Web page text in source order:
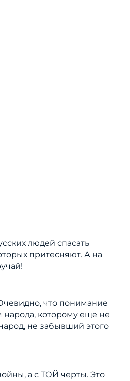
людей спасать
притесняют. А на
что понимание
народа, которому еще не
не забывший этого
а с ТОЙ черты. Это